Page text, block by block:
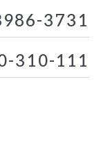
3731
310-111